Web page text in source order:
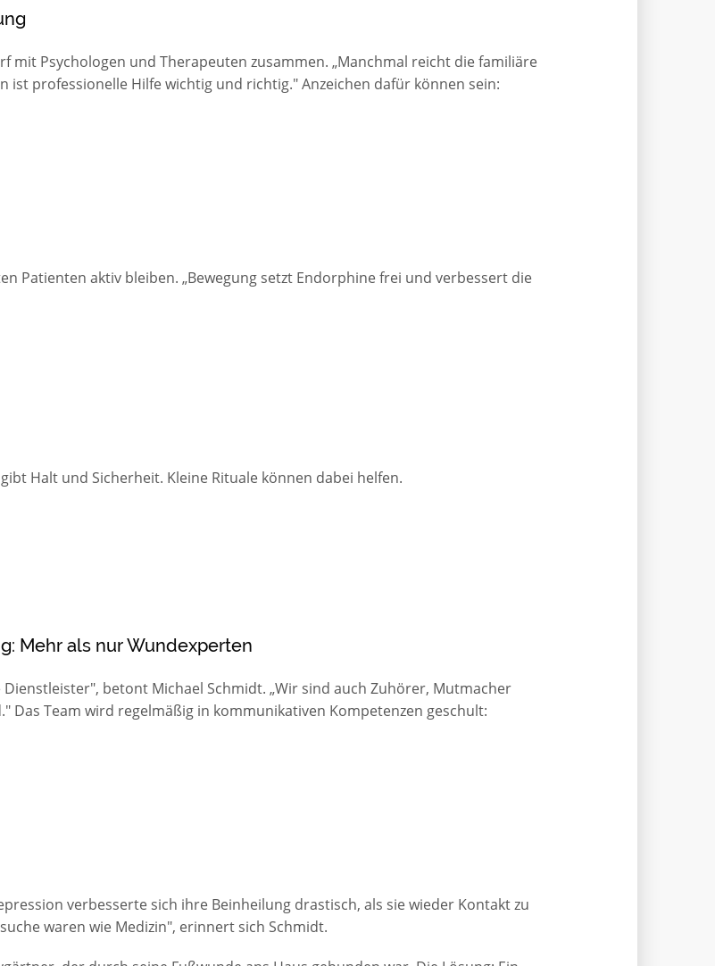
mit Psychologen und Therapeuten zusammen. „Manchmal reicht die familiäre
ist professionelle Hilfe wichtig und richtig." Anzeichen dafür können sein:
Patienten aktiv bleiben. „Bewegung setzt Endorphine frei und verbessert die
Halt und Sicherheit. Kleine Rituale können dabei helfen.
Mehr als nur Wundexperten
betont Michael Schmidt. „Wir sind auch Zuhörer, Mutmacher
Das Team wird regelmäßig in kommunikativen Kompetenzen geschult:
verbesserte sich ihre Beinheilung drastisch, als sie wieder Kontakt zu
waren wie Medizin", erinnert sich Schmidt.